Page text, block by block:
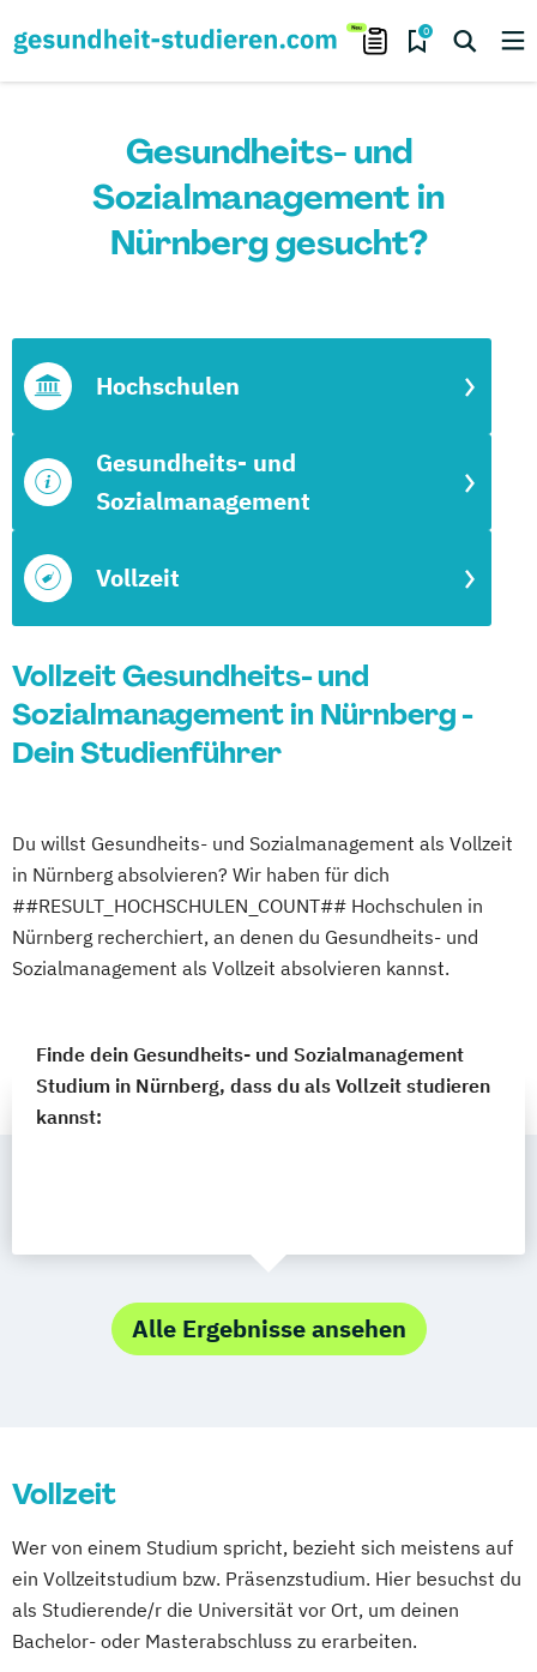
0
Gesundheits- und
Sozialmanagement in
Nürnberg gesucht?
Vollzeit
Gesundheits- und
Sozialmanagement
Hochschulen
Vollzeit Gesundheits- und
Sozialmanagement in Nürnberg -
Dein Studienführer
Du willst Gesundheits- und Sozialmanagement als Vollzeit
in Nürnberg absolvieren? Wir haben für dich
##RESULT_HOCHSCHULEN_COUNT## Hochschulen in
Nürnberg recherchiert, an denen du Gesundheits- und
Sozialmanagement als Vollzeit absolvieren kannst.
Finde dein Gesundheits- und Sozialmanagement
Studium in Nürnberg, dass du als Vollzeit studieren
kannst:
Alle Ergebnisse ansehen
Vollzeit
Wer von einem Studium spricht, bezieht sich meistens auf
ein Vollzeitstudium bzw. Präsenzstudium. Hier besuchst du
als Studierende/r die Universität vor Ort, um deinen
Bachelor- oder Masterabschluss zu erarbeiten.